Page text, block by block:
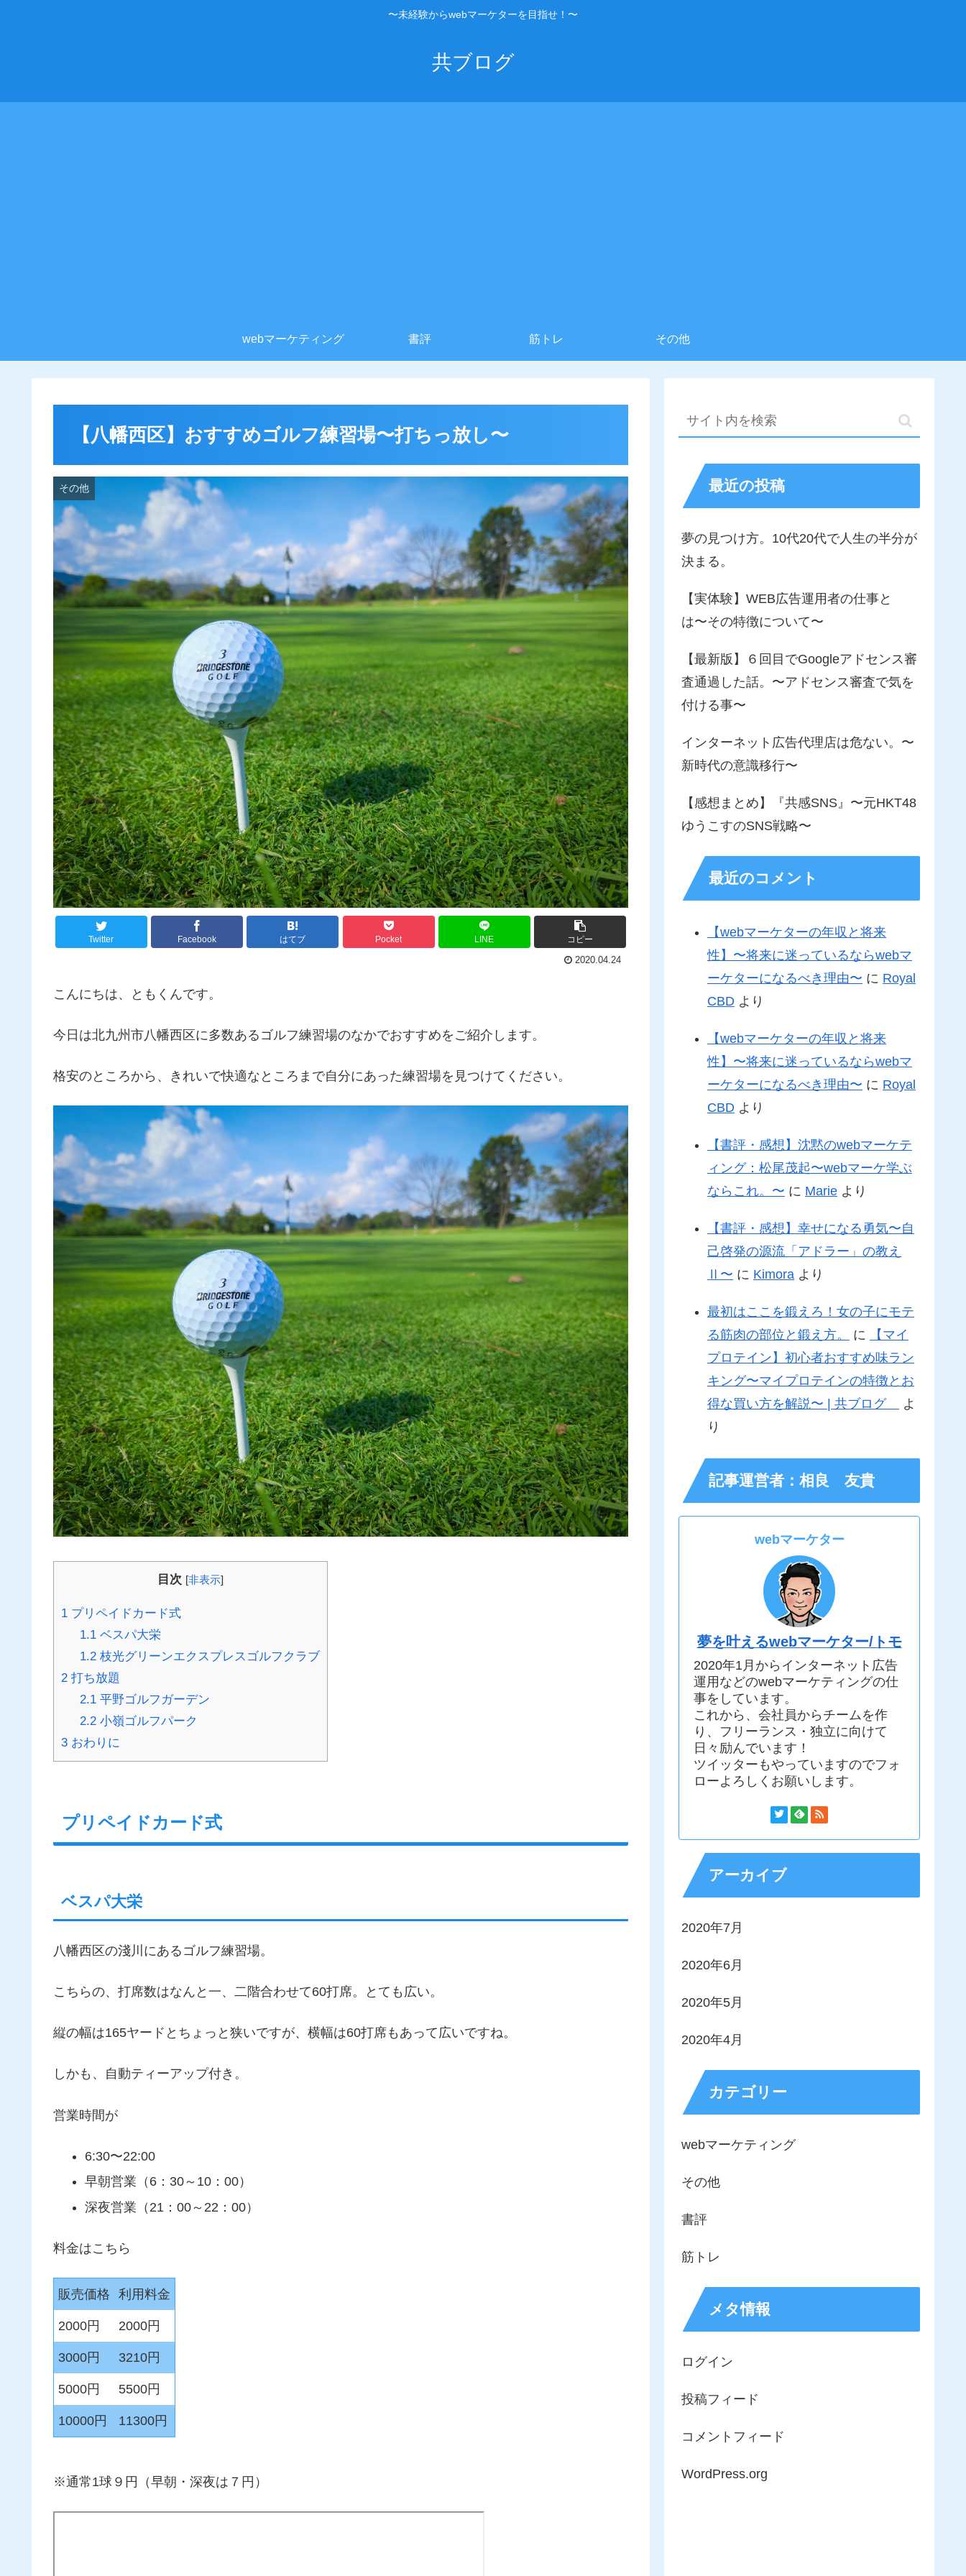
〜未経験からwebマーケターを目指せ！〜
共ブログ
webマーケティング 書評 筋トレ その他
【八幡西区】おすすめゴルフ練習場〜打ちっ放し〜
その他
Twitter Facebook はてブ Pocket LINE コピー
2020.04.24
こんにちは、ともくんです。
今日は北九州市八幡西区に多数あるゴルフ練習場のなかでおすすめをご紹介します。
格安のところから、きれいで快適なところまで自分にあった練習場を見つけてください。
目次 [非表示]
1 プリペイドカード式
1.1ベスパ大栄
1.2枝光グリーンエクスプレスゴルフクラブ
2 打ち放題
2.1平野ゴルフガーデン
2.2小嶺ゴルフパーク
3 おわりに
プリペイドカード式
ベスパ大栄
八幡西区の淺川にあるゴルフ練習場。
こちらの、打席数はなんと一、二階合わせて60打席。とても広い。
縦の幅は165ヤードとちょっと狭いですが、横幅は60打席もあって広いですね。
しかも、自動ティーアップ付き。
営業時間が
6:30〜22:00
早朝営業（6：30～10：00）
深夜営業（21：00～22：00）
料金はこちら
販売価格 利用料金
2000円 2000円
3000円 3210円
5000円 5500円
10000円 11300円
※通常1球９円（早朝・深夜は７円）
最近の投稿
夢の見つけ方。10代20代で人生の半分が
決まる。
【実体験】WEB広告運用者の仕事と
は〜その特徴について〜
【最新版】６回目でGoogleアドセンス審
査通過した話。〜アドセンス審査で気を
付ける事〜
インターネット広告代理店は危ない。〜
新時代の意識移行〜
【感想まとめ】『共感SNS』〜元HKT48
ゆうこすのSNS戦略〜
最近のコメント
【webマーケターの年収と将来
性】〜将来に迷っているならwebマ
ーケターになるべき理由〜 に Royal
CBD より
【webマーケターの年収と将来
性】〜将来に迷っているならwebマ
ーケターになるべき理由〜 に Royal
CBD より
【書評・感想】沈黙のwebマーケテ
ィング：松尾茂起〜webマーケ学ぶ
ならこれ。〜 に Marie より
【書評・感想】幸せになる勇気〜自
己啓発の源流「アドラー」の教え
Ⅱ〜 に Kimora より
最初はここを鍛えろ！女の子にモテ
る筋肉の部位と鍛え方。
に
【マイ
プロテイン】初心者おすすめ味ラン
キング〜マイプロテインの特徴とお
得な買い方を解説〜 | 共ブログ
よ
り
記事運営者：相良 友貴
webマーケター
夢を叶えるwebマーケター/トモ
2020年1月からインターネット広告
運用などのwebマーケティングの仕
事をしています。
これから、会社員からチームを作
り、フリーランス・独立に向けて
日々励んでいます！
ツイッターもやっていますのでフォ
ローよろしくお願いします。
アーカイブ
2020年7月
2020年6月
2020年5月
2020年4月
カテゴリー
webマーケティング
その他
書評
筋トレ
メタ情報
ログイン
投稿フィード
コメントフィード
WordPress.org